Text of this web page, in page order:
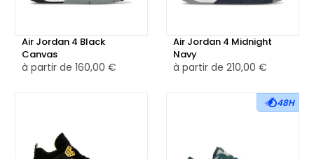
Air Jordan 4 Black
Canvas
à partir de 160,00 €
Air Jordan 4 Midnight
Navy
à partir de 210,00 €
48H